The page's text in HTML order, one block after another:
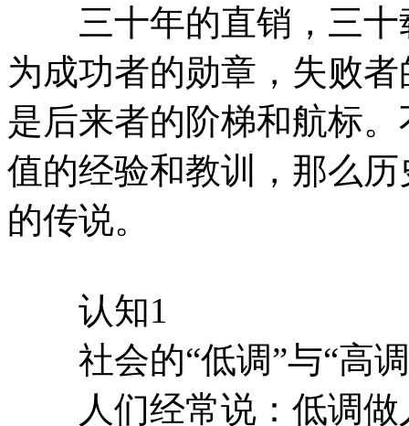
三十年的直销，三十
为成功者的勋章，失败
是后来者的阶梯和航标
值的经验和教训，那么
的传说。
认知1
社会的“低调”与“高
人们经常说：低调做